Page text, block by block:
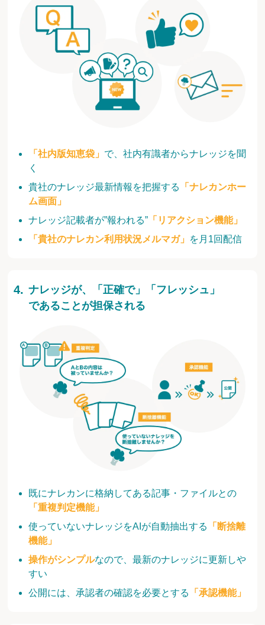
「社内版知恵袋」 で、社内有識者からナレッジを聞
く
貴社のナレッジ最新情報を把握する
「ナレカンホー
ム画面」
ナレッジ記載者が”報われる” 「リアクション機能」
「貴社のナレカン利用状況メルマガ」 を月1回配信
既にナレカンに格納してある記事・ファイルとの
「重複判定機能」
使っていないナレッジをAIが自動抽出する
「断捨離
機能」
操作がシンプルなので、最新のナレッジに更新しや
すい
公開には、承認者の確認を必要とする
「承認機能」
ナレッジが、「正確で」「フレッシュ」
であることが担保される